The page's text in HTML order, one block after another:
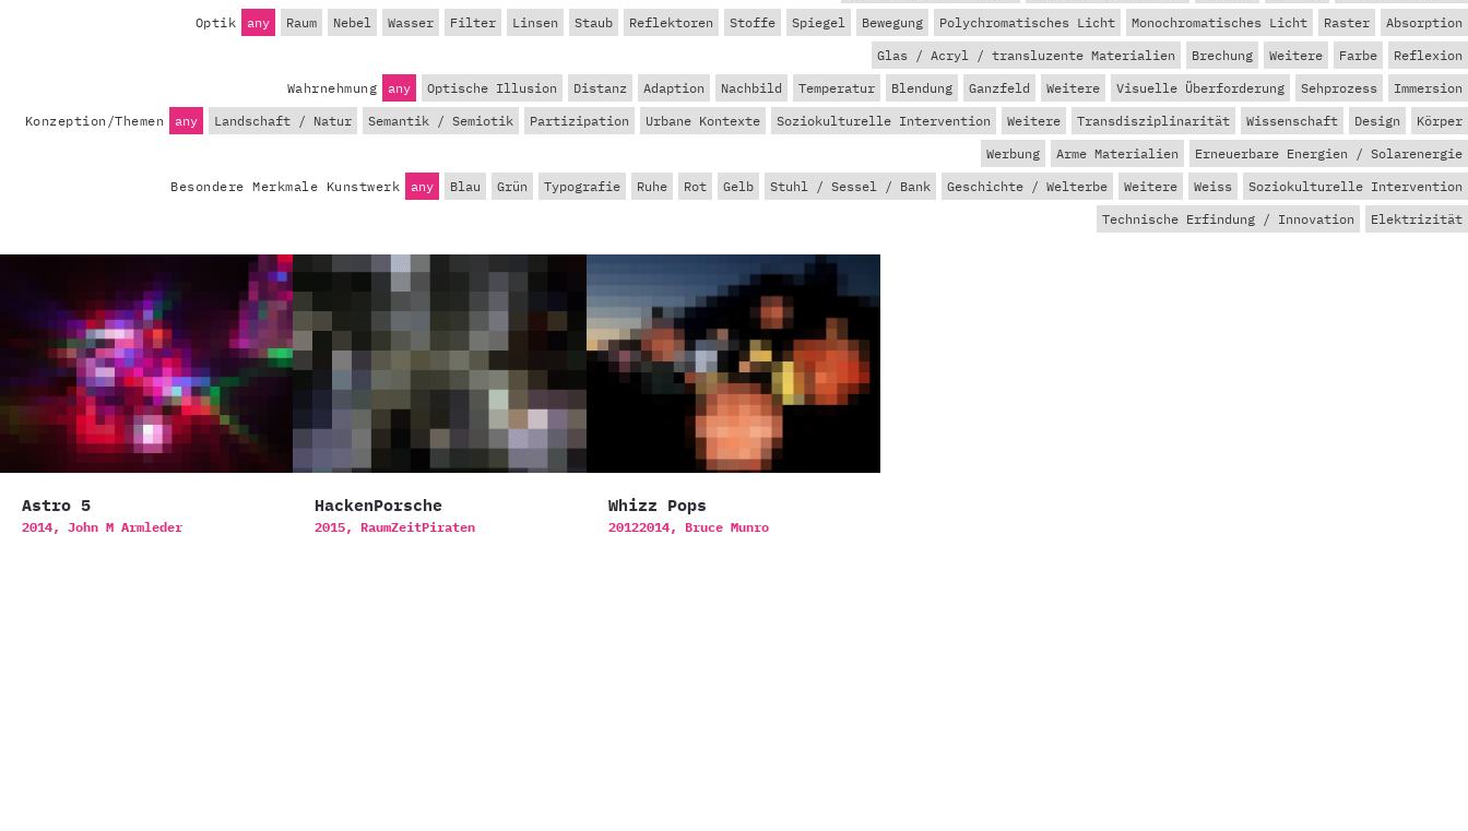
Optik
any Raum Nebel Wasser Filter Linsen Staub Reflektoren Stoffe Spiegel Bewegung Polychromatisches Licht Monochromatisches Licht Raster
Absorption
Glas / Acryl / transluzente Materialien
Brechung Weitere Farbe
Reflexion
Wahrnehmung
any Optische Illusion Distanz Adaption Nachbild Temperatur Blendung Ganzfeld Weitere Visuelle Überforderung Sehprozess
Immersion
Konzeption/Themen
any Landschaft / Natur Semantik / Semiotik Partizipation Urbane Kontexte Soziokulturelle Intervention Weitere Transdisziplinarität Wissenschaft Design
Körper
Werbung
Arme Materialien
Erneuerbare Energien / Solarenergie
Besondere Merkmale Kunstwerk
any Blau Grün Typografie Ruhe Rot Gelb Stuhl / Sessel / Bank Geschichte / Welterbe Weitere Weiss
Soziokulturelle Intervention
Technische Erfindung / Innovation
Elektrizität
Astro 5
2014, John M Armleder
HackenPorsche
2015, RaumZeitPiraten
Whizz Pops
20122014, Bruce Munro